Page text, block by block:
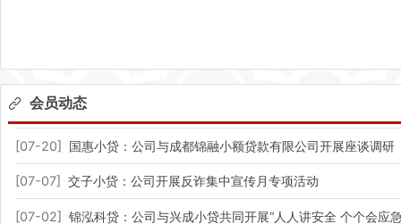
会员动态
[07-20] 国惠小贷：公司与成都锦融小额贷款有限公司开展座谈调研
[07-07] 交子小贷：公司开展反诈集中宣传月专项活动
[07-02] 锦泓科贷：公司与兴成小贷共同开展“人人讲安全 个个会应